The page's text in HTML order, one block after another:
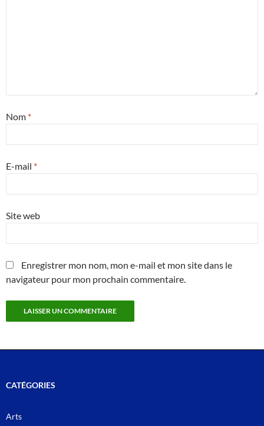
Nom *
E-mail *
Site web
Enregistrer mon nom, mon e-mail et mon site dans le
navigateur pour mon prochain commentaire.
CATÉGORIES
Arts